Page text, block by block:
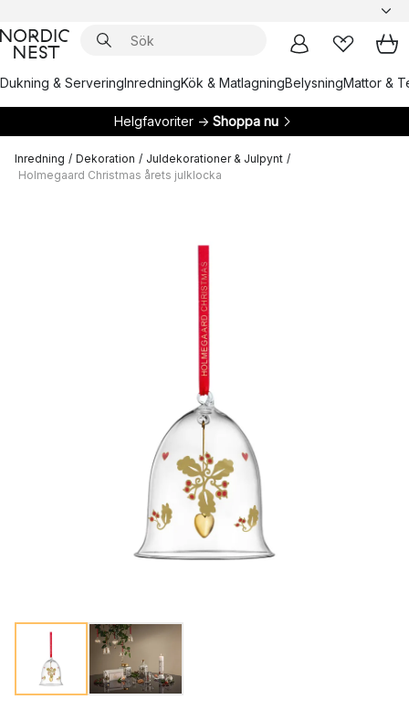
Dukning & ServeringInredningKök & MatlagningBelysningMattor &
Helgfavoriter → Shoppa nu
Inredning / Dekoration / Juldekorationer & Julpynt /
Holmegaard Christmas årets julklocka